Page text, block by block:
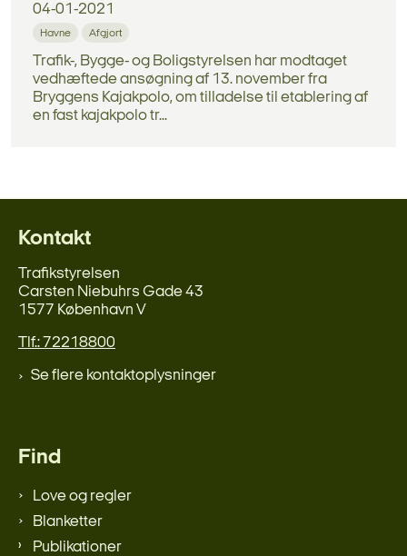
04-01-2021
Havne Afgjort
Trafik-, Bygge- og Boligstyrelsen har modtaget
vedhæftede ansøgning af 13. november fra
Bryggens Kajakpolo, om tilladelse til etablering af
en fast kajakpolo tr...
Kontakt
Trafikstyrelsen
Carsten Niebuhrs Gade 43
1577 København V
Tlf.: 72218800
Se flere kontaktoplysninger
Find
Love og regler
Blanketter
Publikationer